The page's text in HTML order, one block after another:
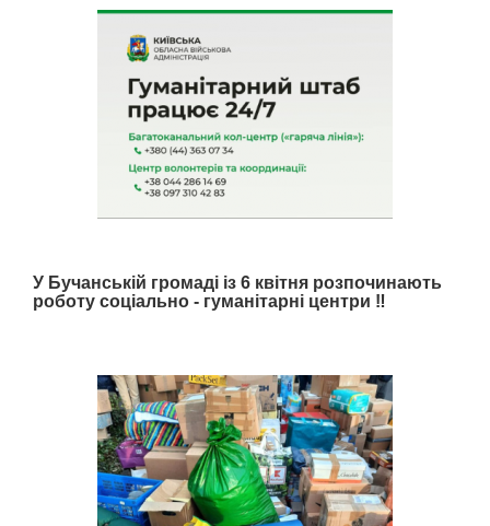
У Бучанській громаді із 6 квітня розпочинають
роботу соціально - гуманітарні центри ‼️